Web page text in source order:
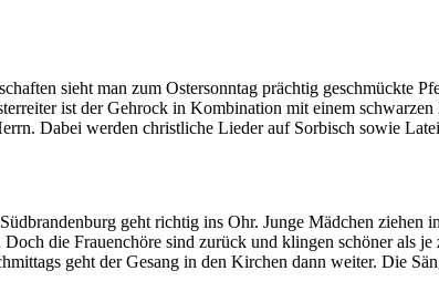
sieht man zum Ostersonntag prächtig geschmückte
ist der Gehrock in Kombination mit einem
Dabei werden christliche Lieder auf Sorbisch sowie
geht richtig ins Ohr. Junge Mädchen ziehen
die Frauenchöre sind zurück und klingen schöner als
geht der Gesang in den Kirchen dann weiter. Die